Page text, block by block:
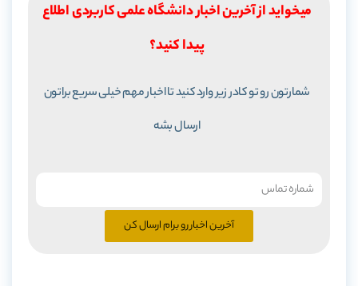
میخواید از آخرین اخبار دانشگاه علمی کاربردی اطلاع
پیدا کنید؟
شمارتون رو تو کادر زیر وارد کنید تا اخبار مهم خیلی سریع براتون
ارسال بشه
آخرین اخبار رو برام ارسال کن